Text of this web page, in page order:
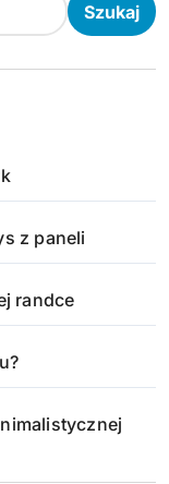
Szukaj
z paneli
randce